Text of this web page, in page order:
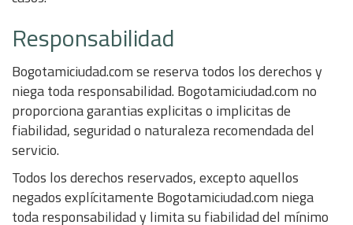
Responsabilidad
Bogotamiciudad.com se reserva todos los derechos y
niega toda responsabilidad. Bogotamiciudad.com no
proporciona garantias explicitas o implicitas de
fiabilidad, seguridad o naturaleza recomendada del
servicio.
Todos los derechos reservados, excepto aquellos
negados explícitamente Bogotamiciudad.com niega
toda responsabilidad y limita su fiabilidad del mínimo